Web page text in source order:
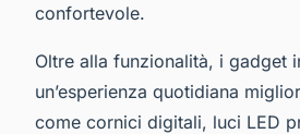
confortevole.
Oltre alla funzionalità, i gadget
un’esperienza quotidiana
come cornici digitali, luci LED